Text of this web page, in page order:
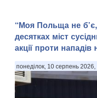
“Моя Польща не
десятках міст
акції проти нападів
понеділок, 10 серпень 2026,